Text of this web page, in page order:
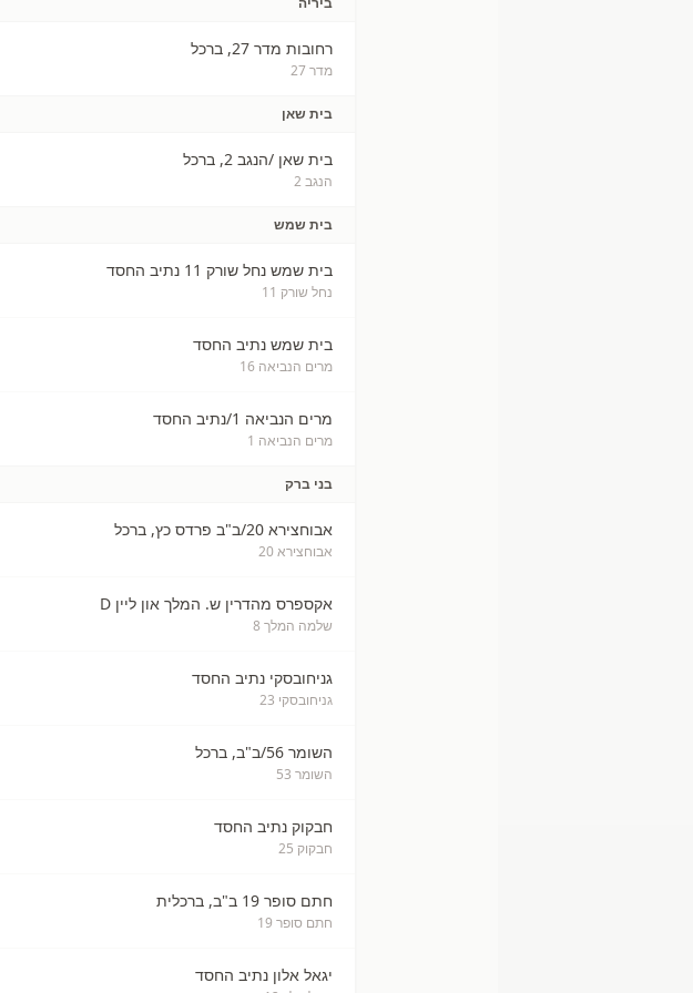
רחובות מדר 27, ברכל
מדר 27
בית שאן
בית שאן /הנגב 2, ברכל
הנגב 2
בית שמש
בית שמש נחל שורק 11 נתיב החסד
נחל שורק 11
בית שמש נתיב החסד
מרים הנביאה 16
מרים הנביאה 1/נתיב החסד
מרים הנביאה 1
בני ברק
אבוחצירא 20/ב"ב פרדס כץ, ברכל
אבוחצירא 20
אקספרס מהדרין ש. המלך און ליין D
שלמה המלך 8
גניחובסקי נתיב החסד
גניחובסקי 23
השומר 56/ב"ב, ברכל
השומר 53
חבקוק נתיב החסד
חבקוק 25
חתם סופר 19 ב"ב, ברכלית
חתם סופר 19
יגאל אלון נתיב החסד